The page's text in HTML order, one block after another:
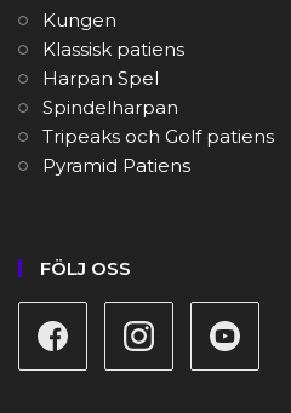
Kungen
Klassisk patiens
Harpan Spel
Spindelharpan
Tripeaks och Golf patiens
Pyramid Patiens
FÖLJ OSS